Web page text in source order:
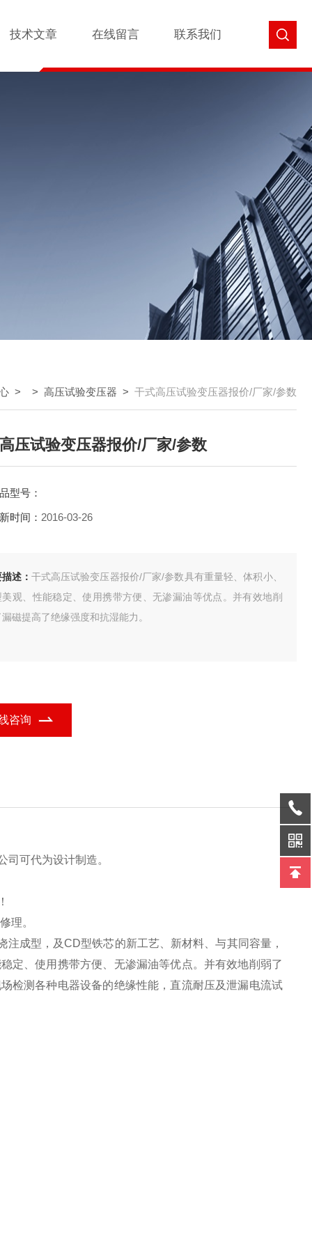
技术文章 在线留言 联系我们
> > 高压试验变压器 > 干式高压试验变压器报价/厂家/参数
压试验变压器报价/厂家/参数
型号：
时间： 2016-03-26
述： 干式高压试验变压器报价/厂家/参数具有重量轻、体积小、
美观、性能稳定、使用携带方便、无渗漏油等优点。并有效地削
磁提高了绝缘强度和抗湿能力。
咨询
可代为设计制造。
理。
成型，及CD型铁芯的新工艺、新材料、与其同容量，
定、使用携带方便、无渗漏油等优点。并有效地削弱了
检测各种电器设备的绝缘性能，直流耐压及泄漏电流试